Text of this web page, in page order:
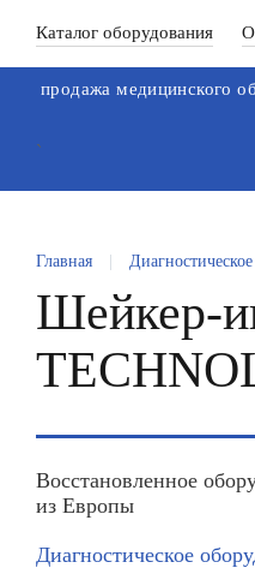
Каталог оборудования О
продажа медицинского
`
Главная
Шейкер-
Восстановленное
из Европы
Диагностическое